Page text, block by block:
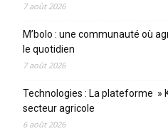
7 août 2026
M’bolo : une communauté où
le quotidien
7 août 2026
Technologies : La plateforme »
secteur agricole
6 août 2026